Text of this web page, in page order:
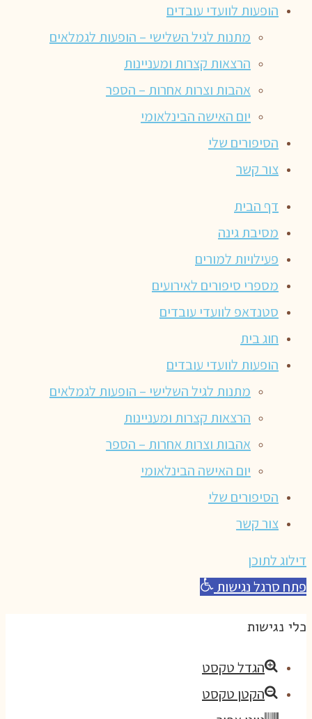
הופעות לוועדי עובדים
מתנות לגיל השלישי – הופעות לגמלאים
הרצאות קצרות ומעניינות
אהבות וצרות אחרות – הספר
יום האישה הבינלאומי
הסיפורים שלי
צור קשר
דף הבית
מסיבת גינה
פעילויות למורים
מספרי סיפורים לאירועים
סטנדאפ לוועדי עובדים
חוג בית
הופעות לוועדי עובדים
מתנות לגיל השלישי – הופעות לגמלאים
הרצאות קצרות ומעניינות
אהבות וצרות אחרות – הספר
יום האישה הבינלאומי
הסיפורים שלי
צור קשר
דילוג לתוכן
פתח סרגל נגישות
כלי נגישות
הגדל טקסט
הקטן טקסט